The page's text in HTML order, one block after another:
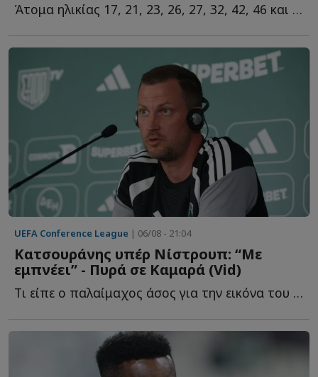
Άτομα ηλικίας 17, 21, 23, 26, 27, 32, 42, 46 και 49 ετών συνέλαβε η...
UEFA Conference League | 06/08 - 21:04
Κατσουράνης υπέρ Νίστρουπ: “Με
εμπνέει” - Πυρά σε Καμαρά (Vid)
Tι είπε ο παλαίμαχος άσος για την εικόνα του Παναθηναϊκού ε...